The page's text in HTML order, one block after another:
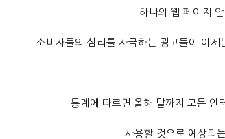
하나의 웹 페이지
소비자들의 심리를 자극하는 광고들이 이
통계에 따르면 올해 말까지 모든 인
사용할 것으로 예상되는